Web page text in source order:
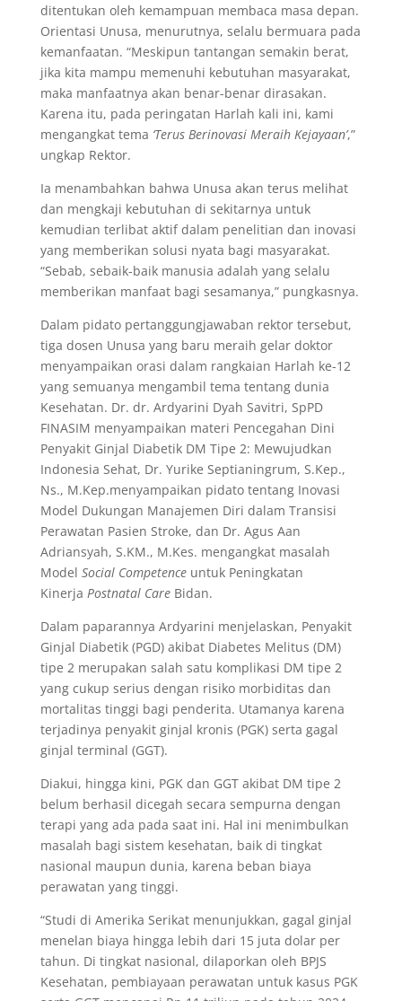
ditentukan oleh kemampuan membaca masa depan.
Orientasi Unusa, menurutnya, selalu bermuara pada
kemanfaatan. “Meskipun tantangan semakin berat,
jika kita mampu memenuhi kebutuhan masyarakat,
maka manfaatnya akan benar-benar dirasakan.
Karena itu, pada peringatan Harlah kali ini, kami
mengangkat tema ‘Terus Berinovasi Meraih Kejayaan’,”
ungkap Rektor.
Ia menambahkan bahwa Unusa akan terus melihat
dan mengkaji kebutuhan di sekitarnya untuk
kemudian terlibat aktif dalam penelitian dan inovasi
yang memberikan solusi nyata bagi masyarakat.
“Sebab, sebaik-baik manusia adalah yang selalu
memberikan manfaat bagi sesamanya,” pungkasnya.
Dalam pidato pertanggungjawaban rektor tersebut,
tiga dosen Unusa yang baru meraih gelar doktor
menyampaikan orasi dalam rangkaian Harlah ke-12
yang semuanya mengambil tema tentang dunia
Kesehatan. Dr. dr. Ardyarini Dyah Savitri, SpPD
FINASIM menyampaikan materi Pencegahan Dini
Penyakit Ginjal Diabetik DM Tipe 2: Mewujudkan
Indonesia Sehat, Dr. Yurike Septianingrum, S.Kep.,
Ns., M.Kep.menyampaikan pidato tentang Inovasi
Model Dukungan Manajemen Diri dalam Transisi
Perawatan Pasien Stroke, dan Dr. Agus Aan
Adriansyah, S.KM., M.Kes. mengangkat masalah
Model Social Competenceuntuk Peningkatan
Kinerja Postnatal CareBidan.
Dalam paparannya Ardyarini menjelaskan, Penyakit
Ginjal Diabetik (PGD) akibat Diabetes Melitus (DM)
tipe 2 merupakan salah satu komplikasi DM tipe 2
yang cukup serius dengan risiko morbiditas dan
mortalitas tinggi bagi penderita. Utamanya karena
terjadinya penyakit ginjal kronis (PGK) serta gagal
ginjal terminal (GGT).
Diakui, hingga kini, PGK dan GGT akibat DM tipe 2
belum berhasil dicegah secara sempurna dengan
terapi yang ada pada saat ini. Hal ini menimbulkan
masalah bagi sistem kesehatan, baik di tingkat
nasional maupun dunia, karena beban biaya
perawatan yang tinggi.
“Studi di Amerika Serikat menunjukkan, gagal ginjal
menelan biaya hingga lebih dari 15 juta dolar per
tahun. Di tingkat nasional, dilaporkan oleh BPJS
Kesehatan, pembiayaan perawatan untuk kasus PGK